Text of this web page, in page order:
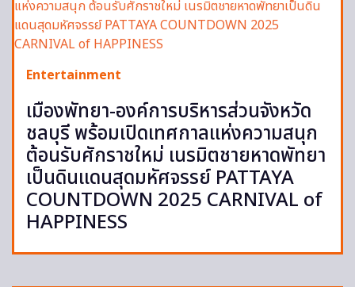
Entertainment
เมืองพัทยา-องค์การบริหารส่วนจังหวัด
ชลบุรี พร้อมเปิดเทศกาลแห่งความสนุก
ต้อนรับศักราชใหม่ เนรมิตชายหาดพัทยา
เป็นดินแดนสุดมหัศจรรย์ PATTAYA
COUNTDOWN 2025 CARNIVAL of
HAPPINESS